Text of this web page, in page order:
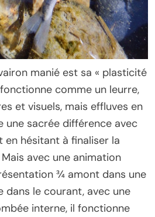
manié est sa « plasticité
comme un leurre,
et visuels, mais effluves en
une sacrée différence avec
en hésitant à finaliser la
avec une animation
¾ amont dans une
dans le courant, avec une
interne, il fonctionne